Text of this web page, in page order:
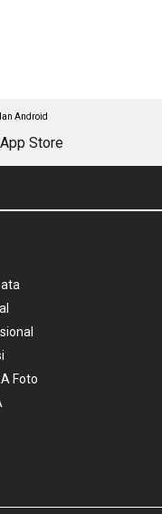
Android
Foto